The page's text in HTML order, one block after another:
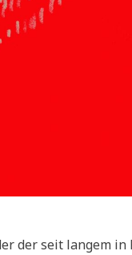
der seit langem